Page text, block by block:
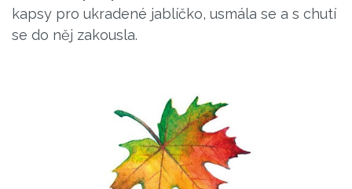
kapsy pro ukradené jablíčko, usmála se a s chutí
se do něj zakousla.